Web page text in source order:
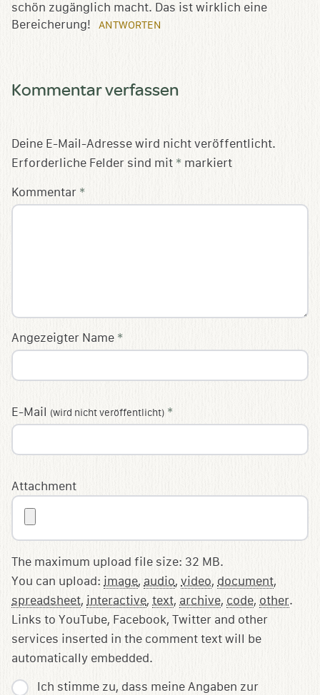
schön zugänglich macht. Das ist wirklich eine
Bereicherung!
ANTWORTEN
Kommentar verfassen
Deine E-Mail-Adresse wird nicht veröffentlicht.
Erforderliche Felder sind mit * markiert
Kommentar *
Angezeigter Name *
E-Mail (wird nicht veröffentlicht) *
Ich stimme zu, dass meine Angaben zur
Attachment
The maximum upload file size: 32 MB.
You can upload: image, audio, video, document,
spreadsheet, interactive, text, archive, code, other.
Links to YouTube, Facebook, Twitter and other
services inserted in the comment text will be
automatically embedded.